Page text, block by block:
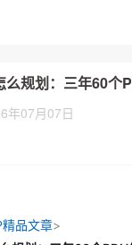
规划：三年60个
年07月07日
精品文章>